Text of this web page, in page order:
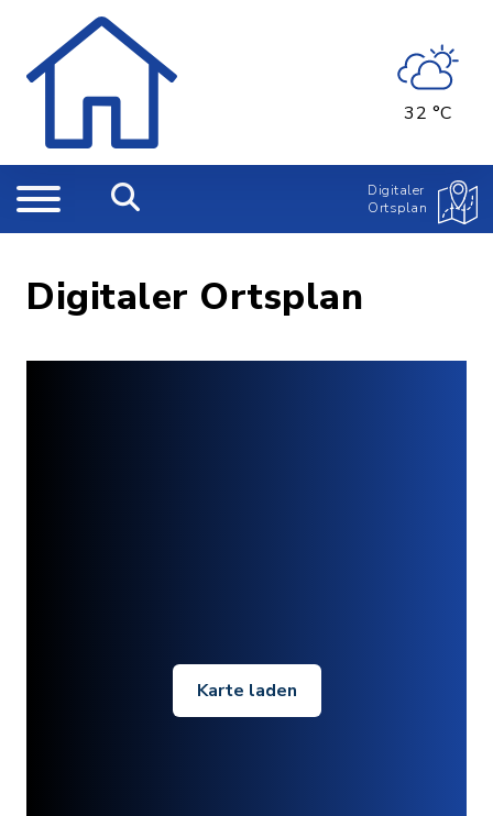
32 °C
Digitaler
Ortsplan
Digitaler Ortsplan
Karte laden